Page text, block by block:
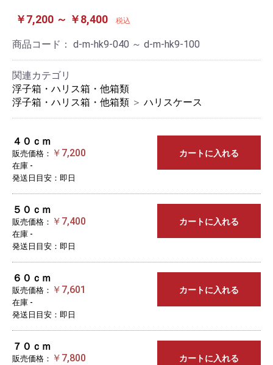
￥7,200 ～ ￥8,400 税込
商品コード： d-m-hk9-040 ～ d-m-hk9-100
関連カテゴリ
浮子箱・ハリス箱・他箱類
浮子箱・ハリス箱・他箱類 ＞ ハリスケース
４０ｃｍ
販売価格： ￥7,200
在庫 -
発送日目安：即日
カートに入れる
５０ｃｍ
販売価格： ￥7,400
在庫 -
発送日目安：即日
カートに入れる
６０ｃｍ
販売価格： ￥7,601
在庫 -
発送日目安：即日
カートに入れる
７０ｃｍ
販売価格： ￥7,800 カートに入れる